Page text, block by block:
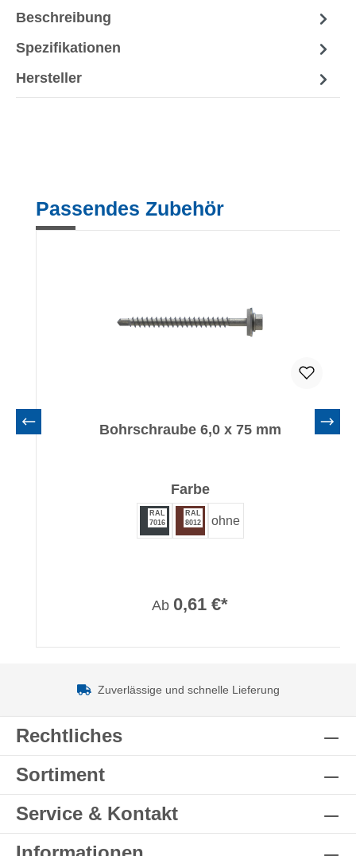
Beschreibung
Spezifikationen
Hersteller
Produktgalerie überspringen
Passendes Zubehör
Bohrschraube 6,0 x 75 mm
Farbeauswählen
RAL
7016
RAL
8012
ohne
Ab 0,61 €*
Zuverlässige und schnelle Lieferung
Rechtliches
Sortiment
Service & Kontakt